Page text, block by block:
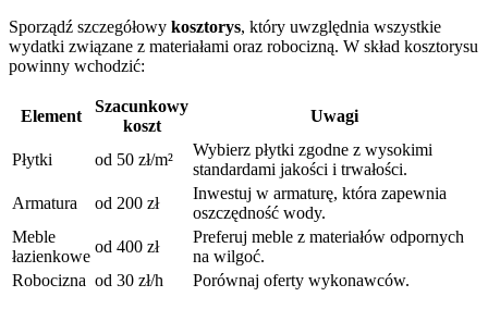
Sporządź szczegółowy kosztorys, który uwzględnia wszystkie
wydatki związane z materiałami oraz robocizną. W skład kosztorysu
powinny wchodzić:
Element
Szacunkowy
koszt
Uwagi
Płytki od 50 zł/m²
Wybierz płytki zgodne z wysokimi
standardami jakości i trwałości.
Armatura
od 200 zł
Inwestuj w armaturę, która zapewnia
oszczędność wody.
Meble
łazienkowe
od 400 zł
Preferuj meble z materiałów odpornych
na wilgoć.
Robocizna od 30 zł/h Porównaj oferty wykonawców.